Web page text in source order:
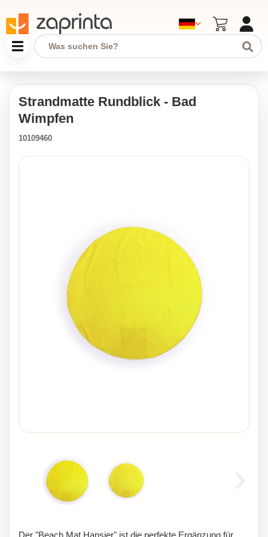
Strandmatte Rundblick - Bad
Wimpfen
10109460
Der "Beach Mat Hansier" ist die perfekte Ergänzung für